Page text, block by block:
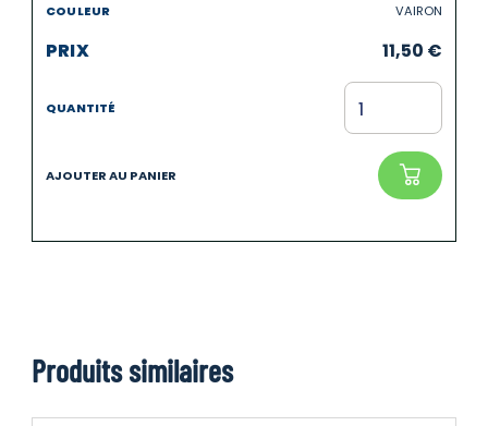
VAIRON
11,50 €
Produits similaires